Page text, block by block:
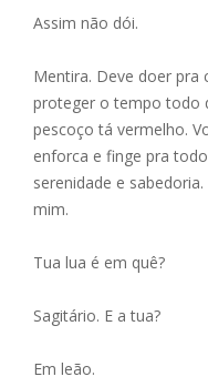
Assim não dói.
Mentira. Deve doer pra
proteger o tempo todo
pescoço tá vermelho.
enforca e finge pra
serenidade e
mim.
Tua lua é em quê?
Sagitário. E a tua?
Em leão.